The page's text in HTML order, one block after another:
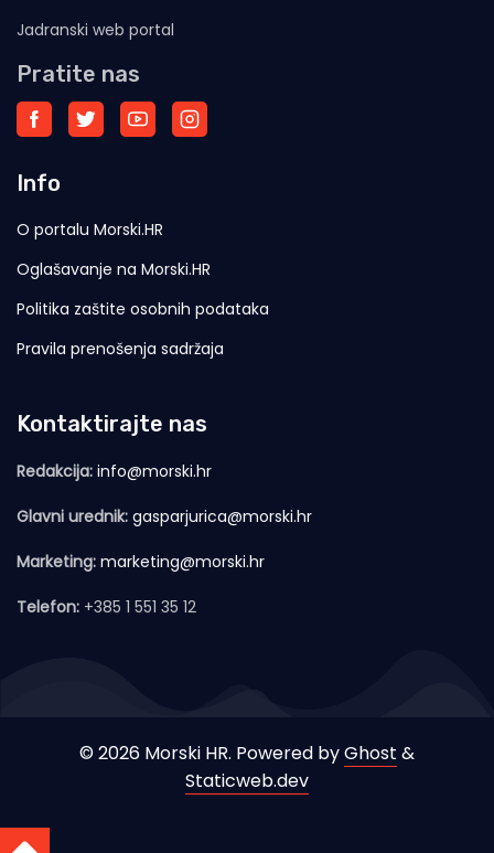
Jadranski web portal
Pratite nas
Info
O portalu Morski.HR
Oglašavanje na Morski.HR
Politika zaštite osobnih podataka
Pravila prenošenja sadržaja
Kontaktirajte nas
Redakcija: info@morski.hr
Glavni urednik: gasparjurica@morski.hr
Marketing: marketing@morski.hr
Telefon: +385 1 551 35 12
© 2026 Morski HR. Powered byGhost &
Staticweb.dev